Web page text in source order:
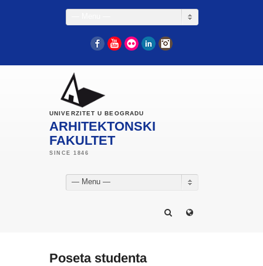
FacebookYouTube
Flickr LinkedIn
UNIVERZITET U BEOGRADU
ARHITEKTONSKI
FAKULTET
— Menu —
Poseta studenta